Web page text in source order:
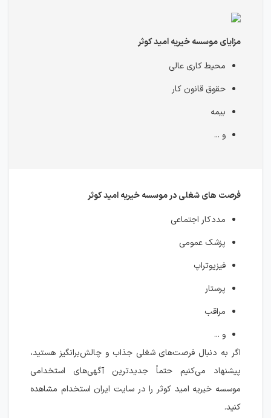
مزایای موسسه خیریه امید کوثر
محیط کاری عالی
حقوق قانون کار
بیمه
و ...
فرصت های شغلی در موسسه خیریه امید کوثر
مددکار اجتماعی
پزشک عمومی
فیزیوتراپ
پرستار
مراقب
و ...
اگر به دنبال فرصت‌های شغلی جذاب و چالش‌برانگیز هستید،
پیشنهاد می‌کنیم حتماً جدیدترین آگهی‌های استخدامی
موسسه خیریه امید کوثر را در سایت ایران استخدام مشاهده
کنید.